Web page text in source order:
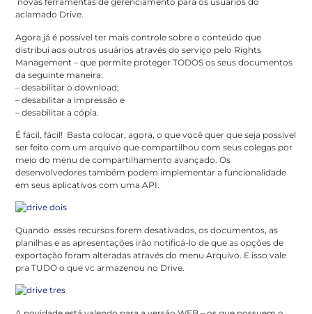
aclamado Drive.
Agora já é possível ter mais controle sobre o conteúdo que
distribui aos outros usuários através do serviço pelo Rights
Management – que permite proteger TODOS os seus documentos
da seguinte maneira:
– desabilitar o download;
– desabilitar a impressão e
– desabilitar a cópia.
É fácil, fácil! Basta colocar, agora, o que você quer que seja possível
ser feito com um arquivo que compartilhou com seus colegas por
meio do menu de compartilhamento avançado. Os
desenvolvedores também podem implementar a funcionalidade
em seus aplicativos com uma API.
Quando esses recursos forem desativados, os documentos, as
planilhas e as apresentações irão notificá-lo de que as opções de
exportação foram alteradas através do menu Arquivo. E isso vale
pra TUDO o que vc armazenou no Drive.